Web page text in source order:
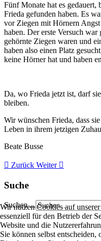
Fünf Monate hat es gedauert,
Frieda gefunden haben. Es
vor Ziegen mit Hörnern
haben. Der erste Versuch
gehörnte Ziegen waren und
haben also einen Platz
keine Hörner hat und haben
Da, wo Frieda jetzt ist, darf
bleiben.
Wir wünschen Frieda, dass
Leben in ihrem jetzigen
Beate Busse
Zurück Weiter
Suche
Suchen ...
Wir nutzen Cookies auf
essenziell für den Betrieb der
Website und die
Sie können selbst entscheiden,